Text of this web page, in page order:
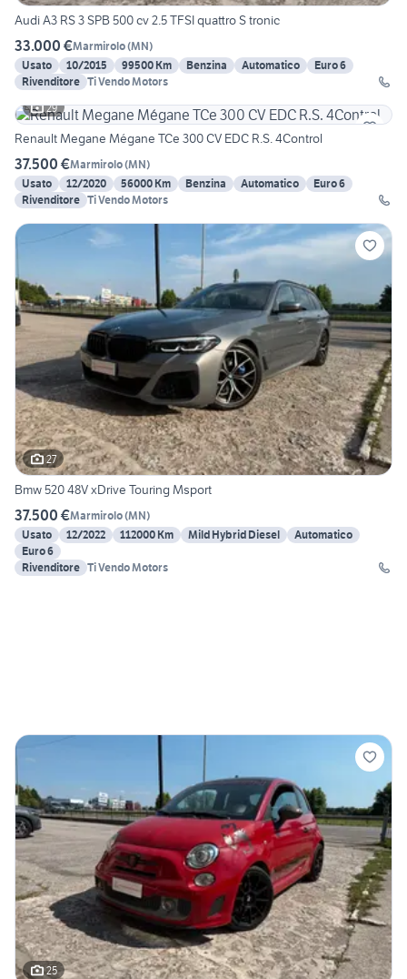
Audi A3 RS 3 SPB 500 cv 2.5 TFSI quattro S tronic
33.000 €Marmirolo(MN)
Usato
10/2015 99500 Km Benzina Automatico
Euro 6
Rivenditore Ti Vendo Motors
29
Renault Megane Mégane TCe 300 CV EDC R.S. 4Control
37.500 €Marmirolo(MN)
Usato
12/2020 56000 Km Benzina Automatico
Euro 6
Rivenditore Ti Vendo Motors
27
Bmw 520 48V xDrive Touring Msport
37.500 €Marmirolo(MN)
Usato
12/2022 112000 Km Mild Hybrid Diesel
Automatico
Euro 6
Rivenditore Ti Vendo Motors
25